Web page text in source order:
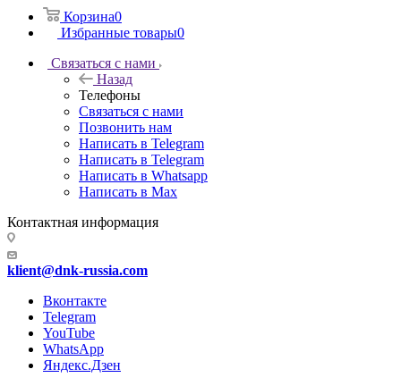
Корзина0
Избранные товары0
Связаться с нами
Назад
Телефоны
Связаться с нами
Позвонить нам
Написать в Telegram
Написать в Telegram
Написать в Whatsapp
Написать в Max
Контактная информация
klient@dnk-russia.com
Вконтакте
Telegram
YouTube
WhatsApp
Яндекс.Дзен